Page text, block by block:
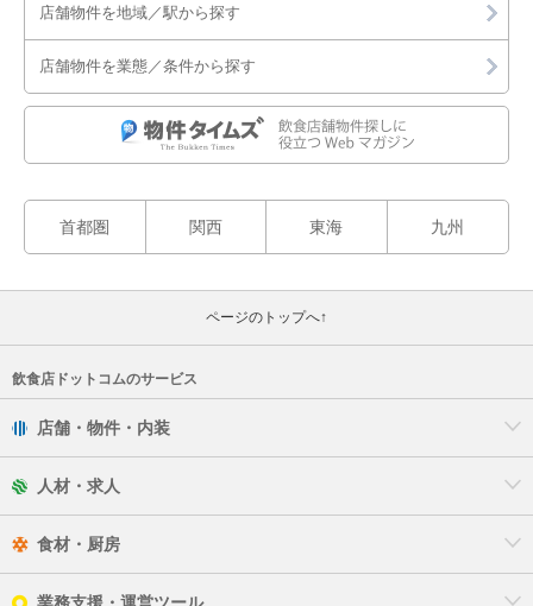
店舗物件を地域／駅から探す
店舗物件を業態／条件から探す
首都圏 関西 東海 九州
ページのトップへ↑
飲食店ドットコムのサービス
店舗・物件・内装
人材・求人
食材・厨房